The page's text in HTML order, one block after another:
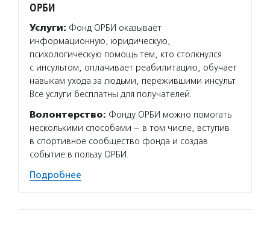
ОРБИ
Услуги: Фонд ОРБИ оказывает
информационную, юридическую,
психологическую помощь тем, кто столкнулся
с инсультом, оплачивает реабилитацию, обучает
навыкам ухода за людьми, пережившими инсульт.
Все услуги бесплатны для получателей.
Волонтерство: Фонду ОРБИ можно помогать
несколькими способами – в том числе, вступив
в спортивное сообщество фонда и создав
событие в пользу ОРБИ.
Подробнее